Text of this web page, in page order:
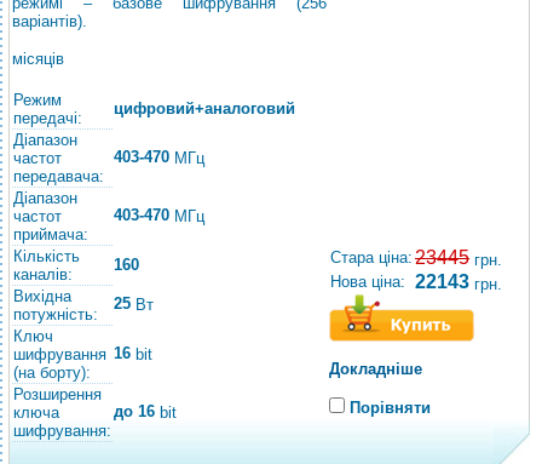
варіантів).
місяців
Режим
передачі:
цифровий+аналоговий
Діапазон
частот
передавача:
403-470 МГц
Діапазон
частот
приймача:
403-470 МГц
Кількість
каналів:
160
Вихідна
потужність:
25 Вт
Ключ
шифрування
(на борту):
16 bit
Розширення
ключа
шифрування:
до 16 bit
Стара ціна: 23445 грн.
Нова ціна: 22143 грн.
Докладніше
Порівняти